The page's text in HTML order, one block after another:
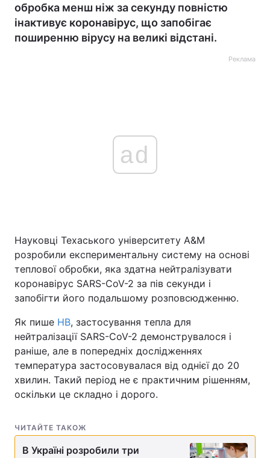
обробка менш ніж за секунду повністю
інактивує коронавірус, що запобігає
поширенню вірусу на великі відстані.
Реклама
ad
Науковці Техаського університету A&M
розробили експериментальну систему на основі
теплової обробки, яка здатна нейтралізувати
коронавірус SARS-CoV-2 за пів секунди і
запобігти його подальшому розповсюдженню.
Як пише НВ, застосування тепла для
нейтралізації SARS-CoV-2 демонструвалося і
раніше, але в попередніх дослідженнях
температура застосовувалася від однієї до 20
хвилин. Такий період не є практичним рішенням,
оскільки це складно і дорого.
ЧИТАЙТЕ ТАКОЖ
В Україні розробили три